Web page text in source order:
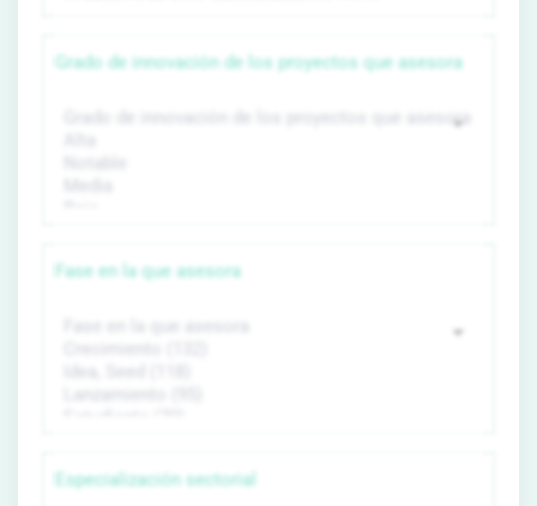
Grado de innovación de los proyectos que asesora
Fase en la que asesora
Especialización sectorial